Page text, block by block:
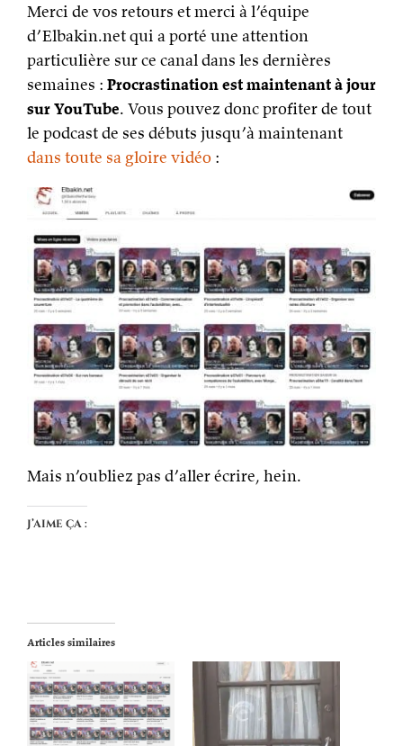
Merci de vos retours et merci à l’équipe
d’Elbakin.net qui a porté une attention
particulière sur ce canal dans les dernières
semaines : Procrastination est maintenant à jour
sur YouTube. Vous pouvez donc profiter de tout
le podcast de ses débuts jusqu’à maintenant
dans toute sa gloire vidéo :
Mais n’oubliez pas d’aller écrire, hein.
J’aime ça :
Articles similaires